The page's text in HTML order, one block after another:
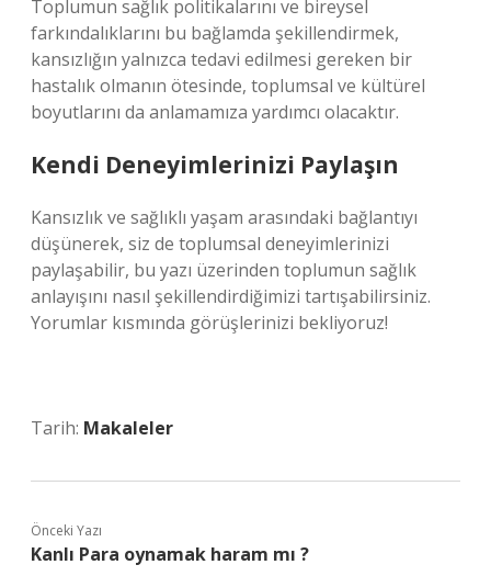
Toplumun sağlık politikalarını ve bireysel
farkındalıklarını bu bağlamda şekillendirmek,
kansızlığın yalnızca tedavi edilmesi gereken bir
hastalık olmanın ötesinde, toplumsal ve kültürel
boyutlarını da anlamamıza yardımcı olacaktır.
Kendi Deneyimlerinizi Paylaşın
Kansızlık ve sağlıklı yaşam arasındaki bağlantıyı
düşünerek, siz de toplumsal deneyimlerinizi
paylaşabilir, bu yazı üzerinden toplumun sağlık
anlayışını nasıl şekillendirdiğimizi tartışabilirsiniz.
Yorumlar kısmında görüşlerinizi bekliyoruz!
Tarih: Makaleler
Önceki Yazı
Kanlı Para oynamak haram mı ?